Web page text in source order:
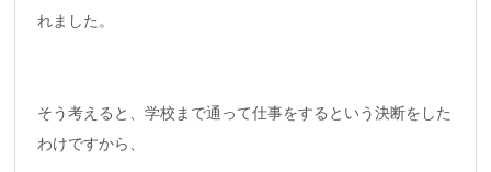
れました。
そう考えると、学校まで通って仕事をするという決断をした
わけですから、